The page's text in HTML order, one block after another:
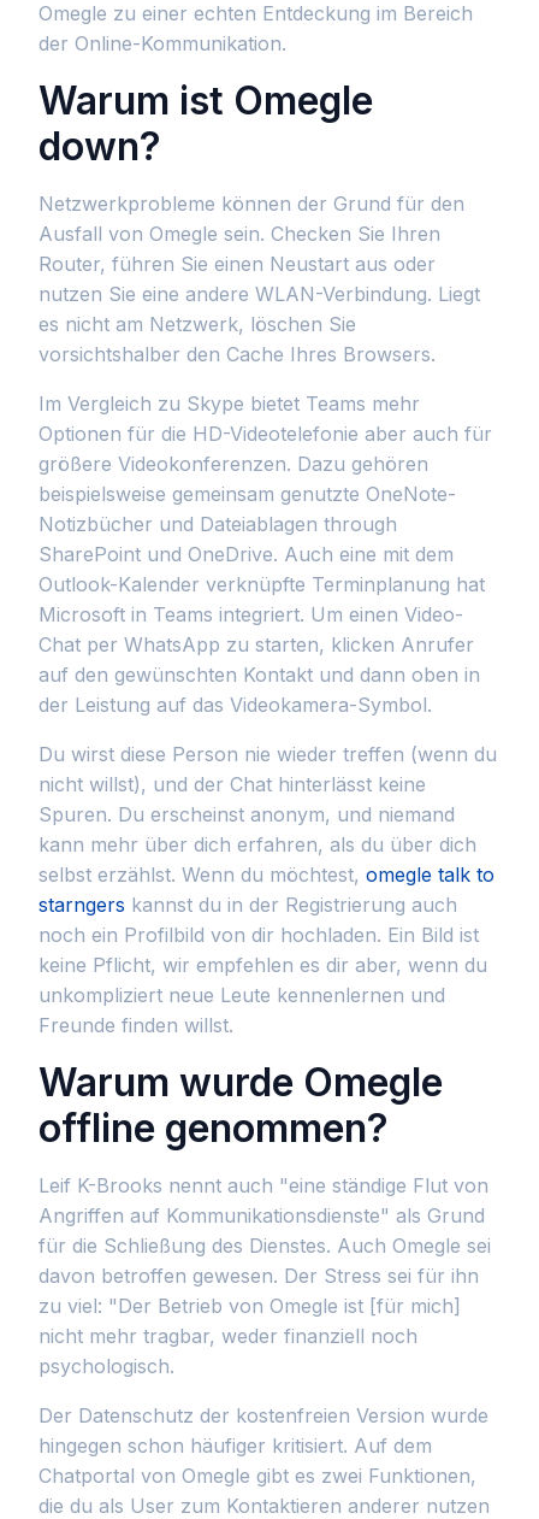
Omegle zu einer echten Entdeckung im Bereich
der Online-Kommunikation.
Warum ist Omegle
down?
Netzwerkprobleme können der Grund für den
Ausfall von Omegle sein. Checken Sie Ihren
Router, führen Sie einen Neustart aus oder
nutzen Sie eine andere WLAN-Verbindung. Liegt
es nicht am Netzwerk, löschen Sie
vorsichtshalber den Cache Ihres Browsers.
Im Vergleich zu Skype bietet Teams mehr
Optionen für die HD-Videotelefonie aber auch für
größere Videokonferenzen. Dazu gehören
beispielsweise gemeinsam genutzte OneNote-
Notizbücher und Dateiablagen through
SharePoint und OneDrive. Auch eine mit dem
Outlook-Kalender verknüpfte Terminplanung hat
Microsoft in Teams integriert. Um einen Video-
Chat per WhatsApp zu starten, klicken Anrufer
auf den gewünschten Kontakt und dann oben in
der Leistung auf das Videokamera-Symbol.
Du wirst diese Person nie wieder treffen (wenn du
nicht willst), und der Chat hinterlässt keine
Spuren. Du erscheinst anonym, und niemand
kann mehr über dich erfahren, als du über dich
selbst erzählst. Wenn du möchtest, omegle talk to
starngers kannst du in der Registrierung auch
noch ein Profilbild von dir hochladen. Ein Bild ist
keine Pflicht, wir empfehlen es dir aber, wenn du
unkompliziert neue Leute kennenlernen und
Freunde finden willst.
Warum wurde Omegle
offline genommen?
Leif K-Brooks nennt auch "eine ständige Flut von
Angriffen auf Kommunikationsdienste" als Grund
für die Schließung des Dienstes. Auch Omegle sei
davon betroffen gewesen. Der Stress sei für ihn
zu viel: "Der Betrieb von Omegle ist [für mich]
nicht mehr tragbar, weder finanziell noch
psychologisch.
Der Datenschutz der kostenfreien Version wurde
hingegen schon häufiger kritisiert. Auf dem
Chatportal von Omegle gibt es zwei Funktionen,
die du als User zum Kontaktieren anderer nutzen